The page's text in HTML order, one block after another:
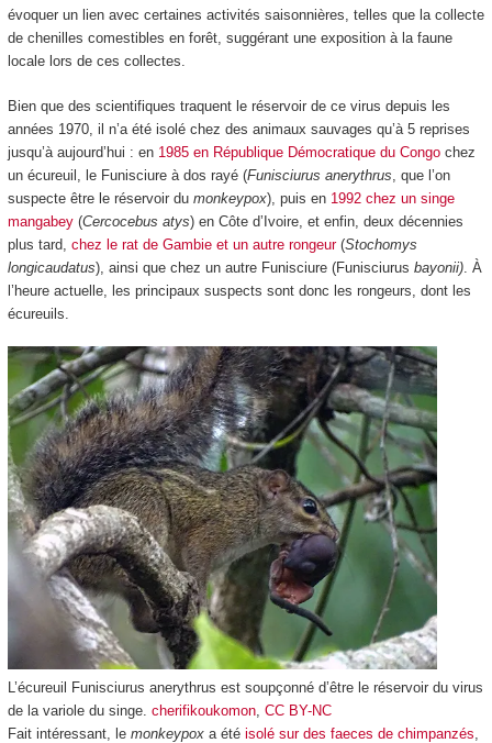
évoquer un lien avec certaines activités saisonnières, telles que la collecte
de chenilles comestibles en forêt, suggérant une exposition à la faune
locale lors de ces collectes.
Bien que des scientifiques traquent le réservoir de ce virus depuis les
années 1970, il n’a été isolé chez des animaux sauvages qu’à 5 reprises
jusqu’à aujourd’hui : en 1985 en République Démocratique du Congochez
un écureuil, le Funisciure à dos rayé (Funisciurus anerythrus , que l’on
suspecte être le réservoir du monkeypox), puis en 1992 chez un singe
mangabey(Cercocebus atys) en Côte d’Ivoire, et enfin, deux décennies
plus tard, chez le rat de Gambie et un autre rongeur(Stochomys
longicaudatus), ainsi que chez un autre Funisciure (Funisciurus bayonii). À
l’heure actuelle, les principaux suspects sont donc les rongeurs, dont les
écureuils.
L’écureuil Funisciurus anerythrus est soupçonné d’être le réservoir du virus
de la variole du singe. cherifikoukomon, CC BY-NC
Fait intéressant, le monkeypoxa été isolé sur des faeces de chimpanzés